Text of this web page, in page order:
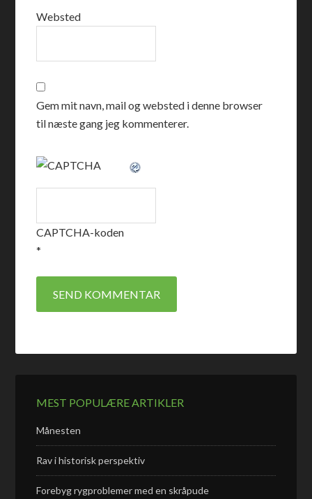
Websted
Gem mit navn, mail og websted i denne browser
til næste gang jeg kommenterer.
CAPTCHA-koden
*
MEST POPULÆRE ARTIKLER
Månesten
Rav i historisk perspektiv
Forebyg rygproblemer med en skråpude